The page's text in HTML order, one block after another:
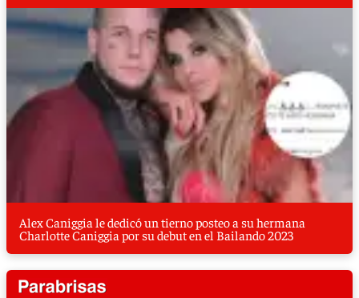
Alex Caniggia le dedicó un tierno posteo a su hermana
Charlotte Caniggia por su debut en el Bailando 2023